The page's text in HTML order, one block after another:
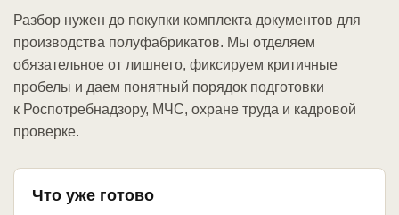
Разбор нужен до покупки комплекта документов для
производства полуфабрикатов. Мы отделяем
обязательное от лишнего, фиксируем критичные
пробелы и даем понятный порядок подготовки
к Роспотребнадзору, МЧС, охране труда и кадровой
проверке.
Что уже готово